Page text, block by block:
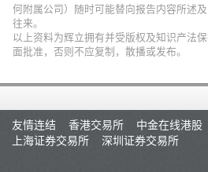
何附属公司）随时可能替向报告内容所述
往来。
以上资料为辉立拥有并受版权及知识产法
面批准，否则不应复制，散播或发布。
友情连结
香港交易所 中金在线港股
上海证券交易所
深圳证券交易所